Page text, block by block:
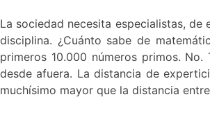
La sociedad necesita especialistas,
disciplina. ¿Cuánto sabe de
primeros 10.000 números primos.
desde afuera. La distancia de
muchísimo mayor que la distancia